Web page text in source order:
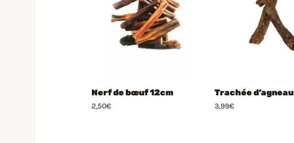
Nerf de bœuf 12cm
2,50€
Trachée d’agneau
3,99€